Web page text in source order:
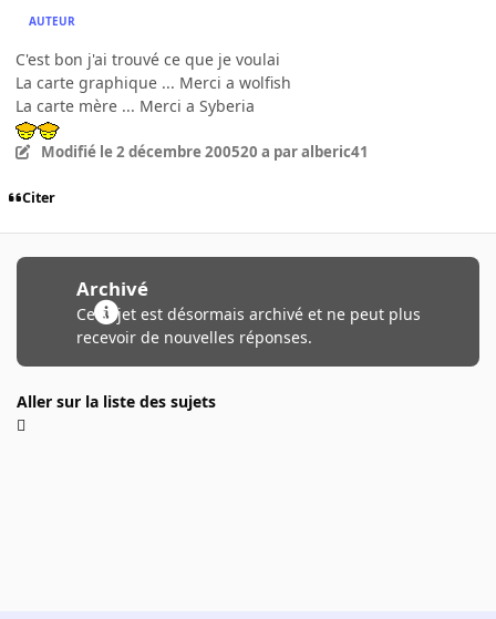
AUTEUR
C'est bon j'ai trouvé ce que je voulai
La carte graphique ... Merci a wolfish
La carte mère ... Merci a Syberia
Modifié le 2 décembre 200520 a par alberic41
Citer
Archivé
Ce sujet est désormais archivé et ne peut plus
recevoir de nouvelles réponses.
Aller sur la liste des sujets